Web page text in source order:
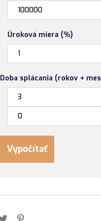
Úroková miera (%)
Doba splácania (rokov +